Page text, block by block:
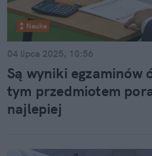
Nauka
04 lipca 2025, 10:56
Są wyniki egzaminów
tym przedmiotem
najlepiej